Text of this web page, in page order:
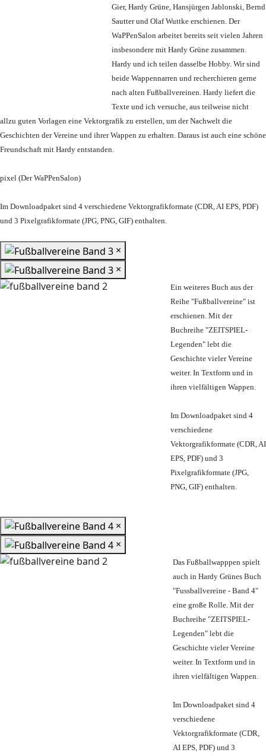
Gier, Hardy Grüne, Hansjürgen Jablonski, Bernd
Sautter und Olaf Wuttke erschienen. Der
WaPPenSalon arbeitet bereits seit vielen Jahren
insbesondere mit Hardy Grüne zusammen.
Hardy und ich teilen dasselbe Hobby. Wir sind
beide Wappennarren und recherchieren gerne
nach alten Fußballvereinen. Hardy liefert die
Texte und ich versuche, aus teilweise nicht
allzu guten Vorlagen eine Vektorgrafik zu erstellen, um der Nachwelt die
Geschichten der Vereine und ihrer Wappen zu erhalten. Daraus ist auch eine schöne
Freundschaft mit Hardy entstanden.
pixel (Der WaPPenSalon)
Im Downloadpaket sind 4 verschiedene Vektorgrafikformate (CDR, AI EPS, PDF)
und 3 Pixelgrafikformate (JPG, PNG, GIF) enthalten.
×
×
Ein weiteres Buch aus der
Reihe "Fußballvereine" ist
erschienen. Mit der
Buchreihe "ZEITSPIEL-
Legenden" lebt die
Geschichte vieler Vereine
weiter. In Textform und in
ihren vielfältigen Wappen.
Im Downloadpaket sind 4
verschiedene
Vektorgrafikformate (CDR, AI
EPS, PDF) und 3
Pixelgrafikformate (JPG,
PNG, GIF) enthalten.
×
×
Das Fußballwapppen spielt
auch in Hardy Grünes Buch
"Fussballvereine - Band 4"
eine große Rolle. Mit der
Buchreihe "ZEITSPIEL-
Legenden" lebt die
Geschichte vieler Vereine
weiter. In Textform und in
ihren vielfältigen Wappen.
Im Downloadpaket sind 4
verschiedene
Vektorgrafikformate (CDR,
AI EPS, PDF) und 3